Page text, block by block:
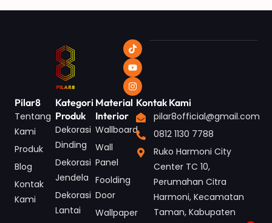
Pilar8
Tentang
Kami
Produk
Blog
Kontak
Kami
Kategori
Produk
Dekorasi
Dinding
Dekorasi
Jendela
Dekorasi
Lantai
Material
Interior
Wallboard
Wall
Panel
Foolding
Door
Wallpaper
Kontak Kami
pilar8official@gmail.com
0812 1130 7788
Ruko Harmoni City
Center TC 10,
Perumahan Citra
Harmoni, Kecamatan
Taman, Kabupaten